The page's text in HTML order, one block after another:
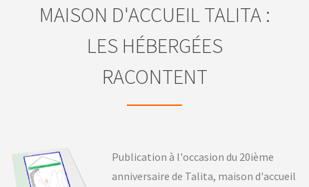
MAISON D'ACCUEIL TALITA :
LES HÉBERGÉES
RACONTENT
Publication à l'occasion du 20ième
anniversaire de Talita, maison d'accueil